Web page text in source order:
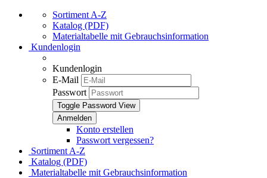
Sortiment A-Z
Katalog (PDF)
Materialtabelle mit Gebrauchsinformation
Kundenlogin
Kundenlogin
E-Mail
Passwort
Toggle Password View
Konto erstellen
Passwort vergessen?
Sortiment A-Z
Katalog (PDF)
Materialtabelle mit Gebrauchsinformation